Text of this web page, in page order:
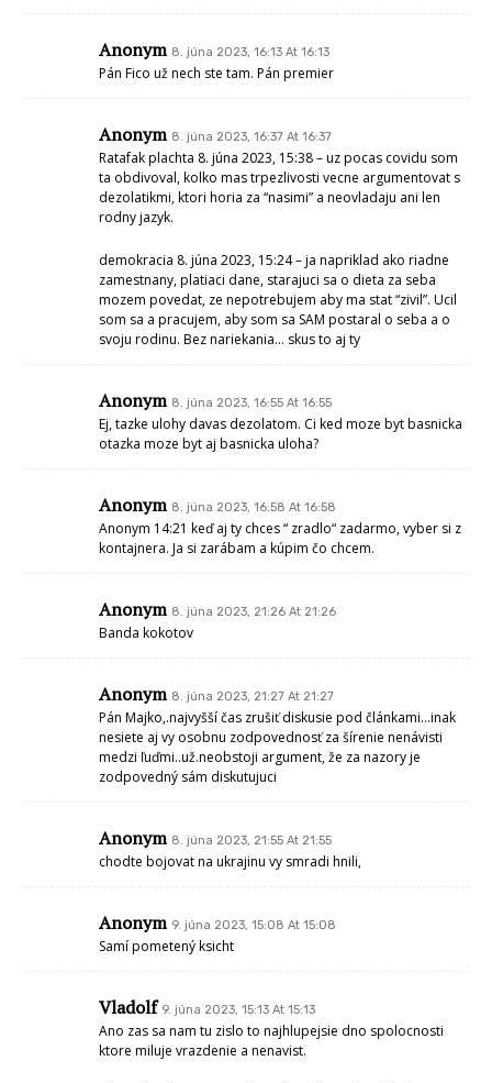
Anonym 8. júna 2023, 16:13 At 16:13
Pán Fico už nech ste tam. Pán premier
Anonym 8. júna 2023, 16:37 At 16:37
Ratafak plachta 8. júna 2023, 15:38 – uz pocas covidu som
ta obdivoval, kolko mas trpezlivosti vecne argumentovat s
dezolatikmi, ktori horia za “nasimi” a neovladaju ani len
rodny jazyk.
demokracia 8. júna 2023, 15:24 – ja napriklad ako riadne
zamestnany, platiaci dane, starajuci sa o dieta za seba
mozem povedat, ze nepotrebujem aby ma stat “zivil”. Ucil
som sa a pracujem, aby som sa SAM postaral o seba a o
svoju rodinu. Bez nariekania… skus to aj ty
Anonym 8. júna 2023, 16:55 At 16:55
Ej, tazke ulohy davas dezolatom. Ci ked moze byt basnicka
otazka moze byt aj basnicka uloha?
Anonym 8. júna 2023, 16:58 At 16:58
Anonym 14:21 keď aj ty chces “ zradlo“ zadarmo, vyber si z
kontajnera. Ja si zarábam a kúpim čo chcem.
Anonym 8. júna 2023, 21:26 At 21:26
Banda kokotov
Anonym 8. júna 2023, 21:27 At 21:27
Pán Majko,.najvyšší čas zrušiť diskusie pod článkami…inak
nesiete aj vy osobnu zodpovednosť za šírenie nenávisti
medzi ľuďmi..už.neobstoji argument, že za nazory je
zodpovedný sám diskutujuci
Anonym 8. júna 2023, 21:55 At 21:55
chodte bojovat na ukrajinu vy smradi hnili,
Anonym 9. júna 2023, 15:08 At 15:08
Samí pometený ksicht
Vladolf 9. júna 2023, 15:13 At 15:13
Ano zas sa nam tu zislo to najhlupejsie dno spolocnosti
ktore miluje vrazdenie a nenavist.